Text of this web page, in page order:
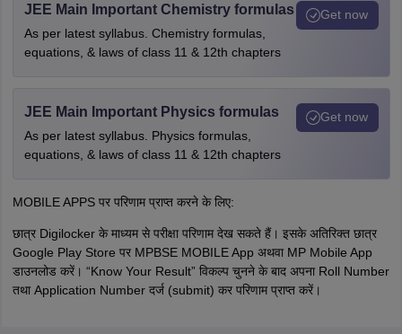
JEE Main Important Chemistry formulas
As per latest syllabus. Chemistry formulas,
equations, & laws of class 11 & 12th chapters
Get now
JEE Main Important Physics formulas
As per latest syllabus. Physics formulas,
equations, & laws of class 11 & 12th chapters
Get now
MOBILE APPS पर परिणाम प्राप्त करने के लिए:
छात्र Digilocker के माध्यम से परीक्षा परिणाम देख सकते हैं। इसके अतिरिक्त छात्र
Google Play Store पर MPBSE MOBILE App अथवा MP Mobile App
डाउनलोड करें। “Know Your Result” विकल्प चुनने के बाद अपना Roll Number
तथा Application Number दर्ज (submit) कर परिणाम प्राप्त करें।